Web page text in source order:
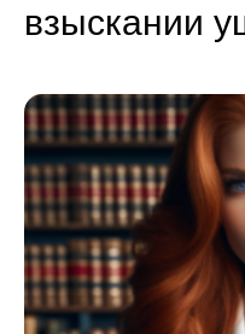
взыскании